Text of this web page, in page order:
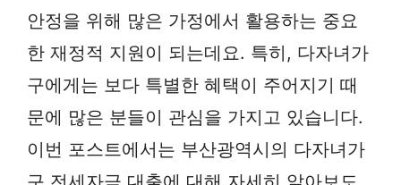
안정을 위해 많은 가정에서 활용하는 중요
한 재정적 지원이 되는데요. 특히, 다자녀가
구에게는 보다 특별한 혜택이 주어지기 때
문에 많은 분들이 관심을 가지고 있습니다.
이번 포스트에서는 부산광역시의 다자녀가